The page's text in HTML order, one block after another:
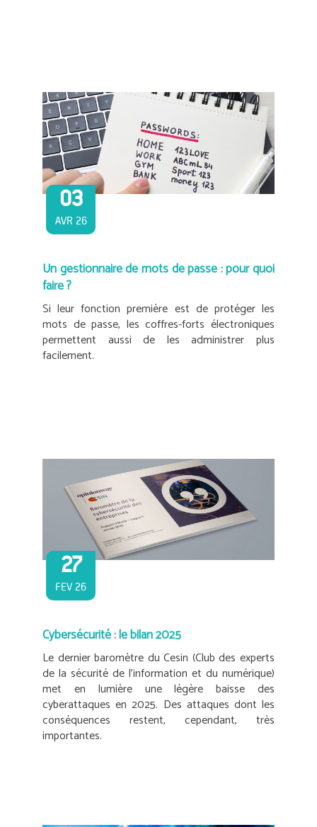
03
AVR 26
Un gestionnaire de mots de passe : pour quoi
faire ?
Si leur fonction première est de protéger les
mots de passe, les coffres-forts électroniques
permettent aussi de les administrer plus
facilement.
27
FEV 26
Cybersécurité : le bilan 2025
Le dernier baromètre du Cesin (Club des experts
de la sécurité de l’information et du numérique)
met en lumière une légère baisse des
cyberattaques en 2025. Des attaques dont les
conséquences restent, cependant, très
importantes.